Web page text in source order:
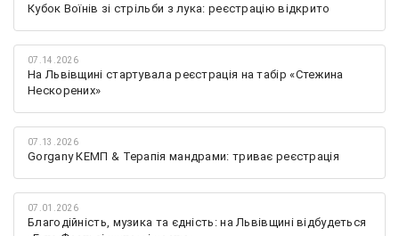
Кубок Воїнів зі стрільби з лука: реєстрацію відкрито
07.14.2026
На Львівщині стартувала реєстрація на табір «Стежина
Нескорених»
07.13.2026
Gorgany КЕМП & Терапія мандрами: триває реєстрація
07.01.2026
Благодійність, музика та єдність: на Львівщині відбудеться